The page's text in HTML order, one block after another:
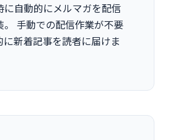
に自動的にメルマガを配信
。 手動での配信作業が不要
に新着記事を読者に届けま